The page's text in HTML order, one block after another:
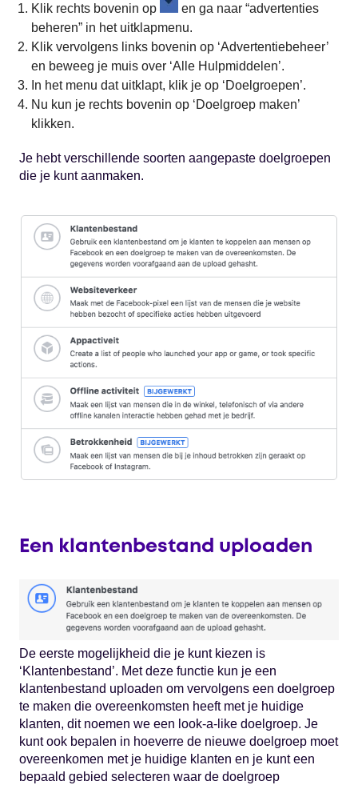
Klik rechts bovenin op
en ga naar “advertenties
beheren” in het uitklapmenu.
Klik vervolgens links bovenin op ‘Advertentiebeheer’
en beweeg je muis over ‘Alle Hulpmiddelen’.
In het menu dat uitklapt, klik je op ‘Doelgroepen’.
Nu kun je rechts bovenin op ‘Doelgroep maken’
klikken.
Je hebt verschillende soorten aangepaste doelgroepen
die je kunt aanmaken.
Een klantenbestand uploaden
De eerste mogelijkheid die je kunt kiezen is
‘Klantenbestand’. Met deze functie kun je een
klantenbestand uploaden om vervolgens een doelgroep
te maken die overeenkomsten heeft met je huidige
klanten, dit noemen we een look-a-like doelgroep. Je
kunt ook bepalen in hoeverre de nieuwe doelgroep moet
overeenkomen met je huidige klanten en je kunt een
bepaald gebied selecteren waar de doelgroep